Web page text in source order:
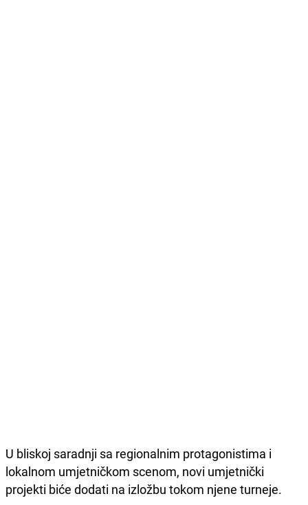
U bliskoj saradnji sa regionalnim protagonistima i
lokalnom umjetničkom scenom, novi umjetnički
projekti biće dodati na izložbu tokom njene turneje.